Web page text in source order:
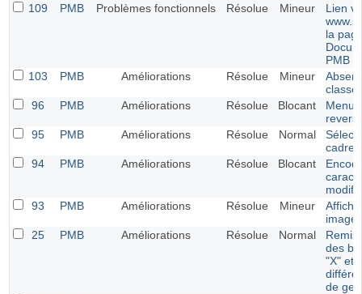
109
PMB Problèmes fonctionnels Résolue Mineur
Lien
la
PMB
103
PMB Améliorations Résolue Mineur
classe
96
PMB Améliorations Résolue Blocant
Menu
95
PMB Améliorations Résolue Normal
94
PMB Améliorations Résolue Blocant
93
PMB Améliorations Résolue Mineur
25
PMB Améliorations Résolue Normal
des
"X" et
de